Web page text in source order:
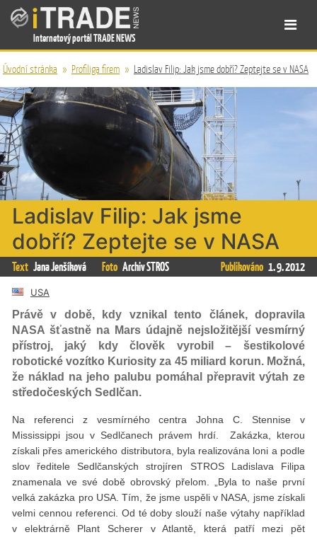
Internetový portál TRADE NEWS
Úvodní stránka » Profiliga firem » Ladislav Filip: Jak jsme dobří? Zeptejte se v NASA
Ladislav Filip: Jak jsme
dobří? Zeptejte se v NASA
Text Jana Jenšíková Foto Archiv STROS Publikováno 1. 9. 2012
USA
Právě v době, kdy vznikal tento článek, dopravila
NASA šťastně na Mars údajně nejsložitější vesmírný
přístroj, jaký kdy člověk vyrobil – šestikolové
robotické vozítko Kuriosity za 45 miliard korun. Možná,
že náklad na jeho palubu pomáhal přepravit výtah ze
středočeských Sedlčan.
Na referenci z vesmírného centra Johna C. Stennise v
Mississippi jsou v Sedlčanech právem hrdí. Zakázka, kterou
získali přes amerického distributora, byla realizována loni a podle
slov ředitele Sedlčanských strojíren STROS Ladislava Filipa
znamenala ve své době obrovský přelom. „Byla to naše první
velká zakázka pro USA. Tím, že jsme uspěli v NASA, jsme získali
velmi cennou referenci. Od té doby slouží naše výtahy například
v elektrárně Plant Scherer v Atlantě, která patří mezi pět